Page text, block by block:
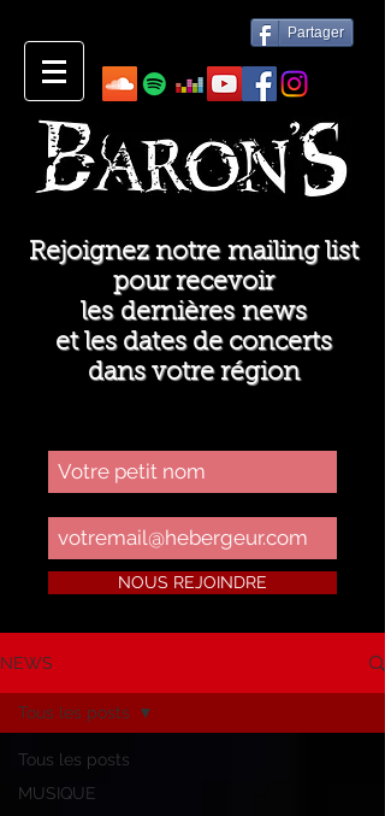
Partager
Rejoignez notre mailing list
pour recevoir
les dernières news
et les dates de concerts
dans votre région
NOUS REJOINDRE
NEWS
Tous les posts
MUSIQUE
Tous les posts